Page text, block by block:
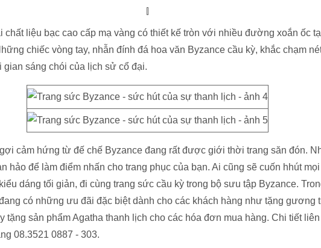
chất liệu bạc cao cấp mạ vàng có thiết kế tròn với nhiều đường xoắn ốc
chiếc vòng tay, nhẫn đính đá hoa văn Byzance cầu kỳ, khắc chạm
gian sáng chói của lịch sử cổ đại.
cảm hứng từ đế chế Byzance đang rất được giới thời trang săn đón.
hảo để làm điểm nhấn cho trang phục của bạn. Ai cũng sẽ cuốn hhút
dáng tối giản, đi cùng trang sức cầu kỳ trong bộ sưu tập Byzance.
có những ưu đãi đặc biệt dành cho các khách hàng như tặng gương
tặng sản phẩm Agatha thanh lịch cho các hóa đơn mua hàng. Chi tiết
08.3521 0887 - 303.